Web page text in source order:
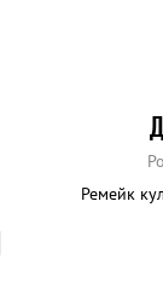
Ремейк